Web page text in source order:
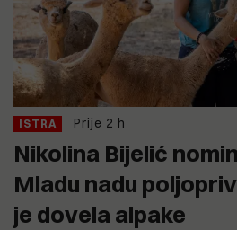
ISTRA Prije 2 h
Nikolina Bijelić
Mladu nadu
je dovela alpake